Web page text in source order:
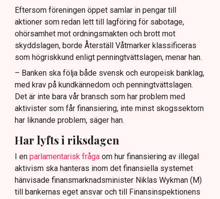
Eftersom föreningen öppet samlar in pengar till
aktioner som redan lett till lagföring för sabotage,
ohörsamhet mot ordningsmakten och brott mot
skyddslagen, borde Återställ Våtmarker klassificeras
som högriskkund enligt penningtvättslagen, menar han.
– Banken ska följa både svensk och europeisk banklag,
med krav på kundkännedom och penningtvättslagen.
Det är inte bara vår bransch som har problem med
aktivister som får finansiering, inte minst skogssektorn
har liknande problem, säger han.
Har lyfts i riksdagen
I en parlamentarisk fråga om hur finansiering av illegal
aktivism ska hanteras inom det finansiella systemet
hänvisade finansmarknadsminister Niklas Wykman (M)
till bankernas eget ansvar och till Finansinspektionens